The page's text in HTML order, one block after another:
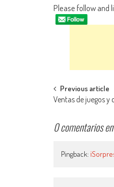
Please follow and
Previous article
Ventas de juegos
0 comentarios
Pingback: